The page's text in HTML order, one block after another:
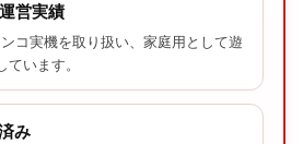
営実績
コ実機を取り扱い、家庭用として遊
います。
み